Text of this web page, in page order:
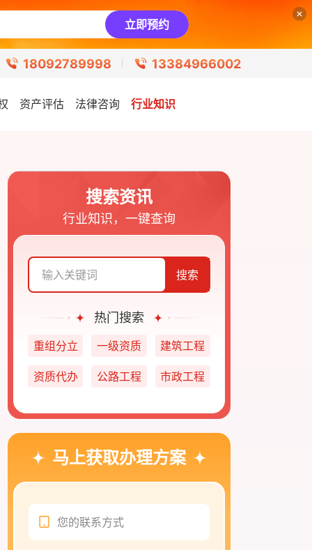
立即预约
18092789998 13384966002
资产评估 法律咨询 行业知识
搜索资讯
行业知识，一键查询
搜索
热门搜索
重组分立 一级资质 建筑工程
资质代办 公路工程 市政工程
马上获取办理方案